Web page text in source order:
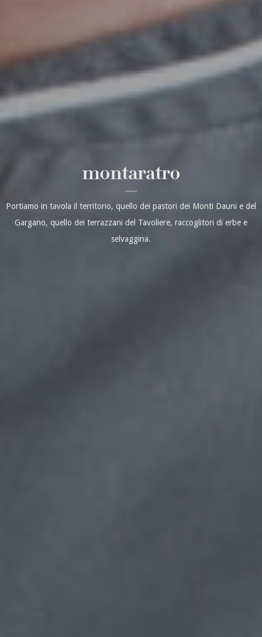
montaratro
Portiamo in tavola il territorio, quello dei pastori dei Monti Dauni e del
Gargano, quello dei terrazzani del Tavoliere, raccoglitori di erbe e
selvaggina.